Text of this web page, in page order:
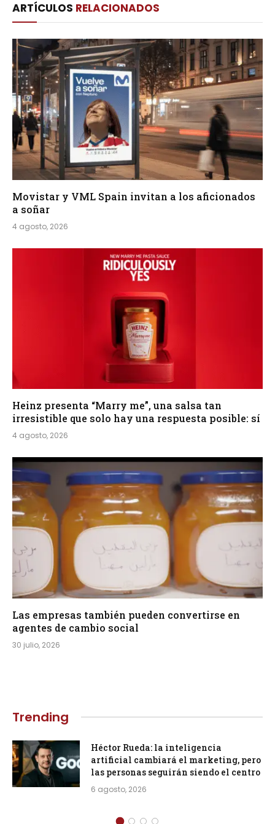
ARTÍCULOS RELACIONADOS
Movistar y VML Spain invitan a los aficionados
a soñar
4 agosto, 2026
Heinz presenta “Marry me”, una salsa tan
irresistible que solo hay una respuesta posible: sí
4 agosto, 2026
Las empresas también pueden convertirse en
agentes de cambio social
30 julio, 2026
Trending
Héctor Rueda: la inteligencia
artificial cambiará el marketing, pero
las personas seguirán siendo el centro
6 agosto, 2026